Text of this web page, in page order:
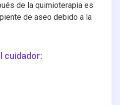
de la quimioterapia es
de aseo debido a la
cuidador: